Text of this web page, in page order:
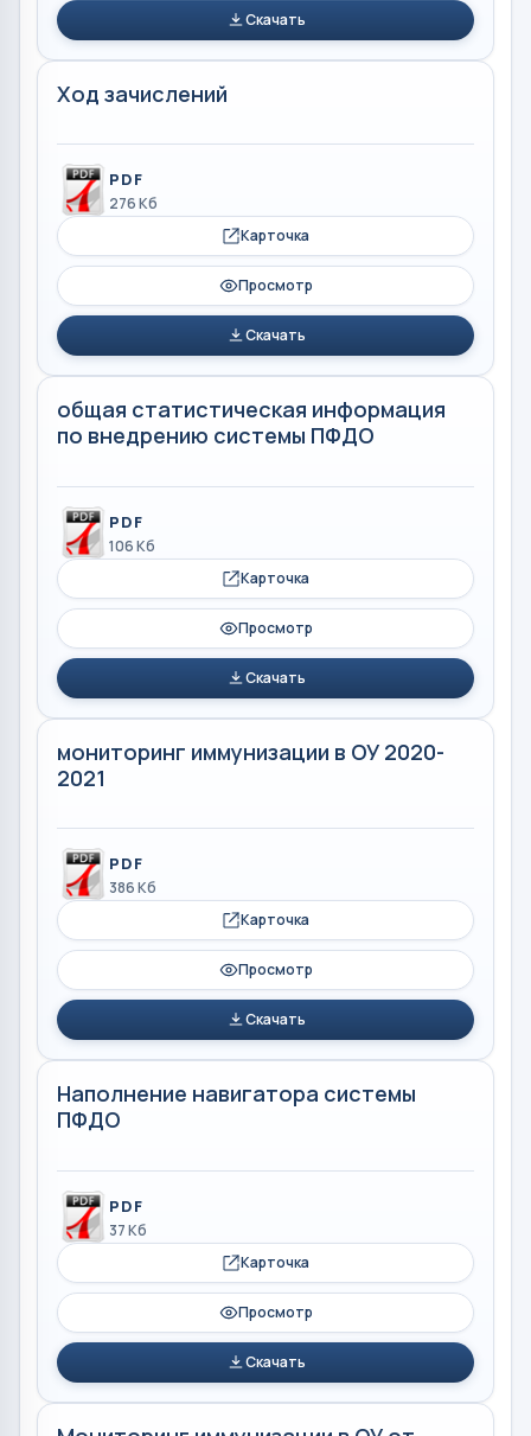
Скачать
Ход зачислений
PDF
276 Кб
Карточка
Просмотр
Скачать
общая статистическая информация
по внедрению системы ПФДО
PDF
106 Кб
Карточка
Просмотр
Скачать
мониторинг иммунизации в ОУ 2020-
2021
PDF
386 Кб
Карточка
Просмотр
Скачать
Наполнение навигатора системы
ПФДО
PDF
37 Кб
Карточка
Просмотр
Скачать